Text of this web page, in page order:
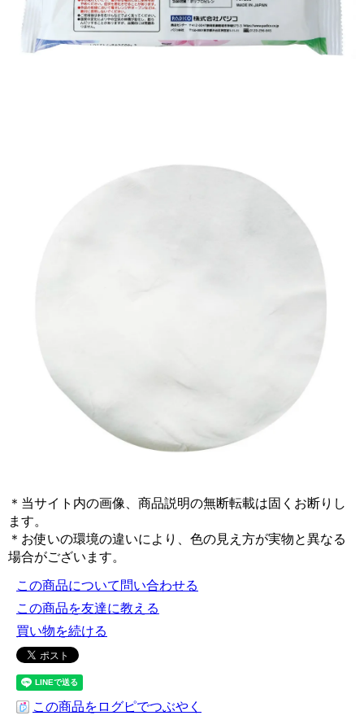
＊当サイト内の画像、商品説明の無断転載は固くお断りし
ます。
＊お使いの環境の違いにより、色の見え方が実物と異なる
場合がございます。
この商品について問い合わせる
この商品を友達に教える
買い物を続ける
この商品をログピでつぶやく